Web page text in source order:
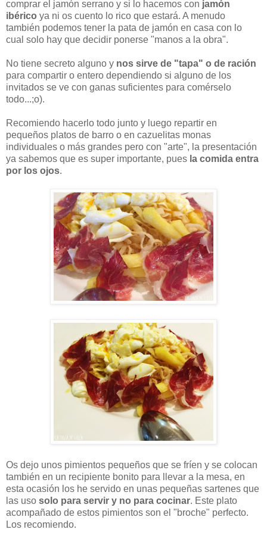
comprar el jamón serrano y si lo hacemos con jamón
ibérico ya ni os cuento lo rico que estará. A menudo
también podemos tener la pata de jamón en casa con lo
cual solo hay que decidir ponerse "manos a la obra".
No tiene secreto alguno y nos sirve de "tapa" o de ración
para compartir o entero dependiendo si alguno de los
invitados se ve con ganas suficientes para comérselo
todo...;o).
Recomiendo hacerlo todo junto y luego repartir en
pequeños platos de barro o en cazuelitas monas
individuales o más grandes pero con "arte", la presentación
ya sabemos que es super importante, pues la comida entra
por los ojos.
Os dejo unos pimientos pequeños que se fríen y se colocan
también en un recipiente bonito para llevar a la mesa, en
esta ocasión los he servido en unas pequeñas sartenes que
las uso solo para servir y no para cocinar. Este plato
acompañado de estos pimientos son el "broche" perfecto.
Los recomiendo.